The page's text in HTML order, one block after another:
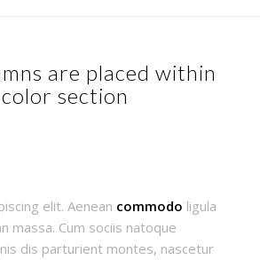
are placed within
section
elit. Aenean commodo ligula
massa. Cum sociis natoque
dis parturient montes, nascetur